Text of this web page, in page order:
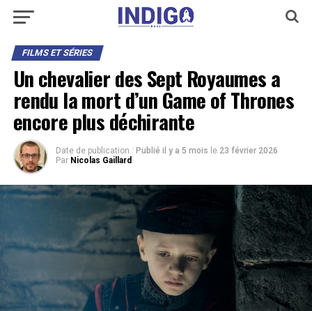
FILMS ET SÉRIES
Un chevalier des Sept Royaumes a
rendu la mort d’un Game of Thrones
encore plus déchirante
Date de publication : Publié il y a 5 mois le 23 février 2026
Par Nicolas Gaillard